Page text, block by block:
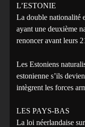
L’ESTONIE
La double nationalité
ayant une deuxième
renoncer avant leurs
Les Estoniens
estonienne s’ils
intègrent les forces
LES PAYS-BAS
La loi néerlandaise